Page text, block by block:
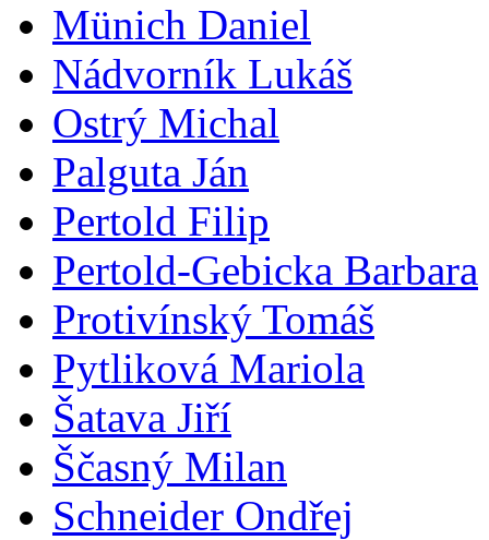
Münich Daniel
Nádvorník Lukáš
Ostrý Michal
Palguta Ján
Pertold Filip
Pertold-Gebicka Barbara
Protivínský Tomáš
Pytliková Mariola
Šatava Jiří
Ščasný Milan
Schneider Ondřej